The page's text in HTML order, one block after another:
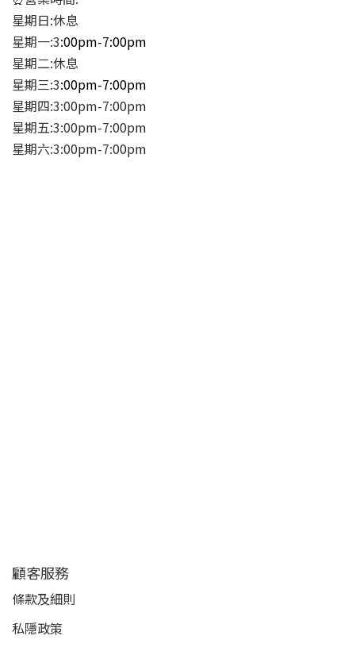
星期日:休息
星期一:3:00pm-7:00pm
星期二:休息
星期三:3:00pm-7:00pm
星期四:3:00pm-7:00pm
星期五:3:00pm-7:00pm
星期六:3:00pm-7:00pm
顧客服務
條款及細則
私隱政策